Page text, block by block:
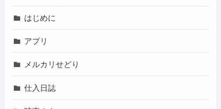
はじめに
アプリ
メルカリせどり
仕入日誌